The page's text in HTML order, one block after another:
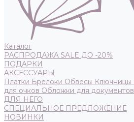
Каталог
РАСПРОДАЖА SALE ДО -20%
ПОДАРКИ
АКСЕССУАРЫ
Платки Брелоки Обвесы Ключницы
для очков Обложки для документов
ДЛЯ НЕГО
СПЕЦИАЛЬНОЕ ПРЕДЛОЖЕНИЕ
НОВИНКИ